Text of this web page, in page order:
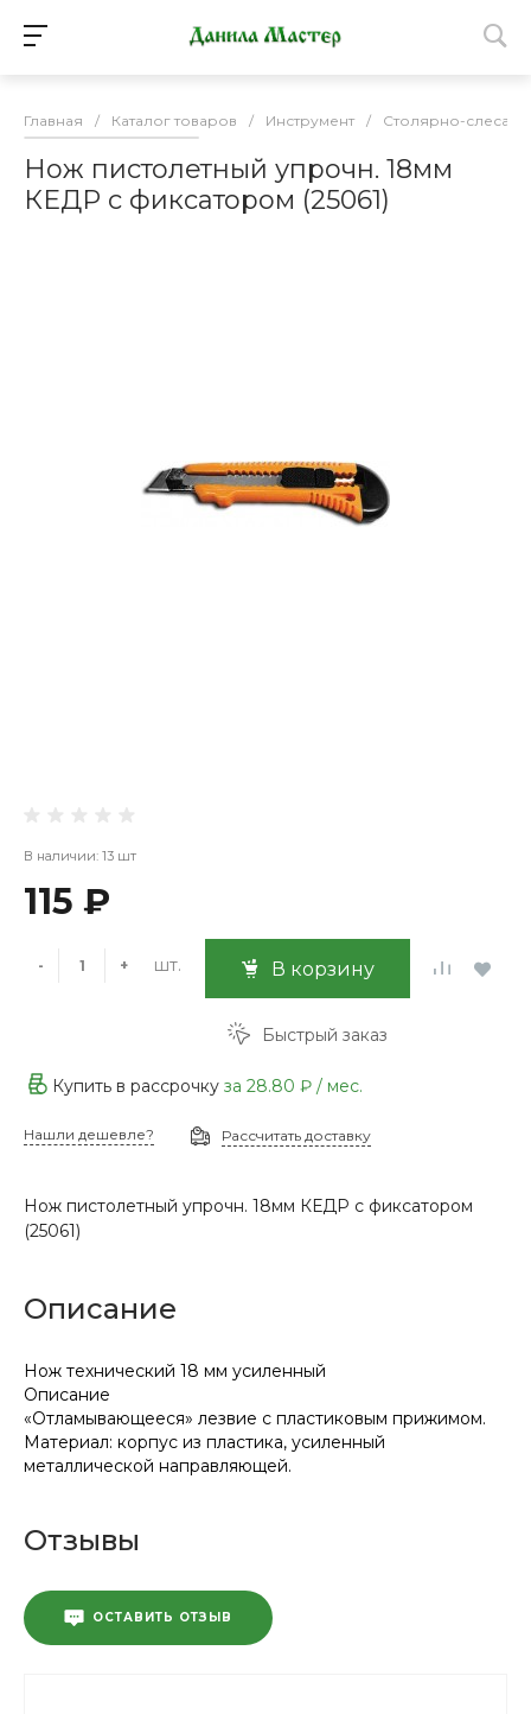
Главная / Каталог товаров / Инструмент / Столярно-
Нож пистолетный упрочн. 18мм
КЕДР с фиксатором (25061)
В наличии: 13 шт
115 ₽
- + шт. В корзину
Быстрый заказ
Купить в рассрочку за 28.80 ₽ / мес.
Нашли дешевле? Рассчитать доставку
Нож пистолетный упрочн. 18мм КЕДР с фиксатором
(25061)
Описание
Нож технический 18 мм усиленный
Описание
«Отламывающееся» лезвие с пластиковым прижимом.
Материал: корпус из пластика, усиленный
металлической направляющей.
Отзывы
ОСТАВИТЬ ОТЗЫВ